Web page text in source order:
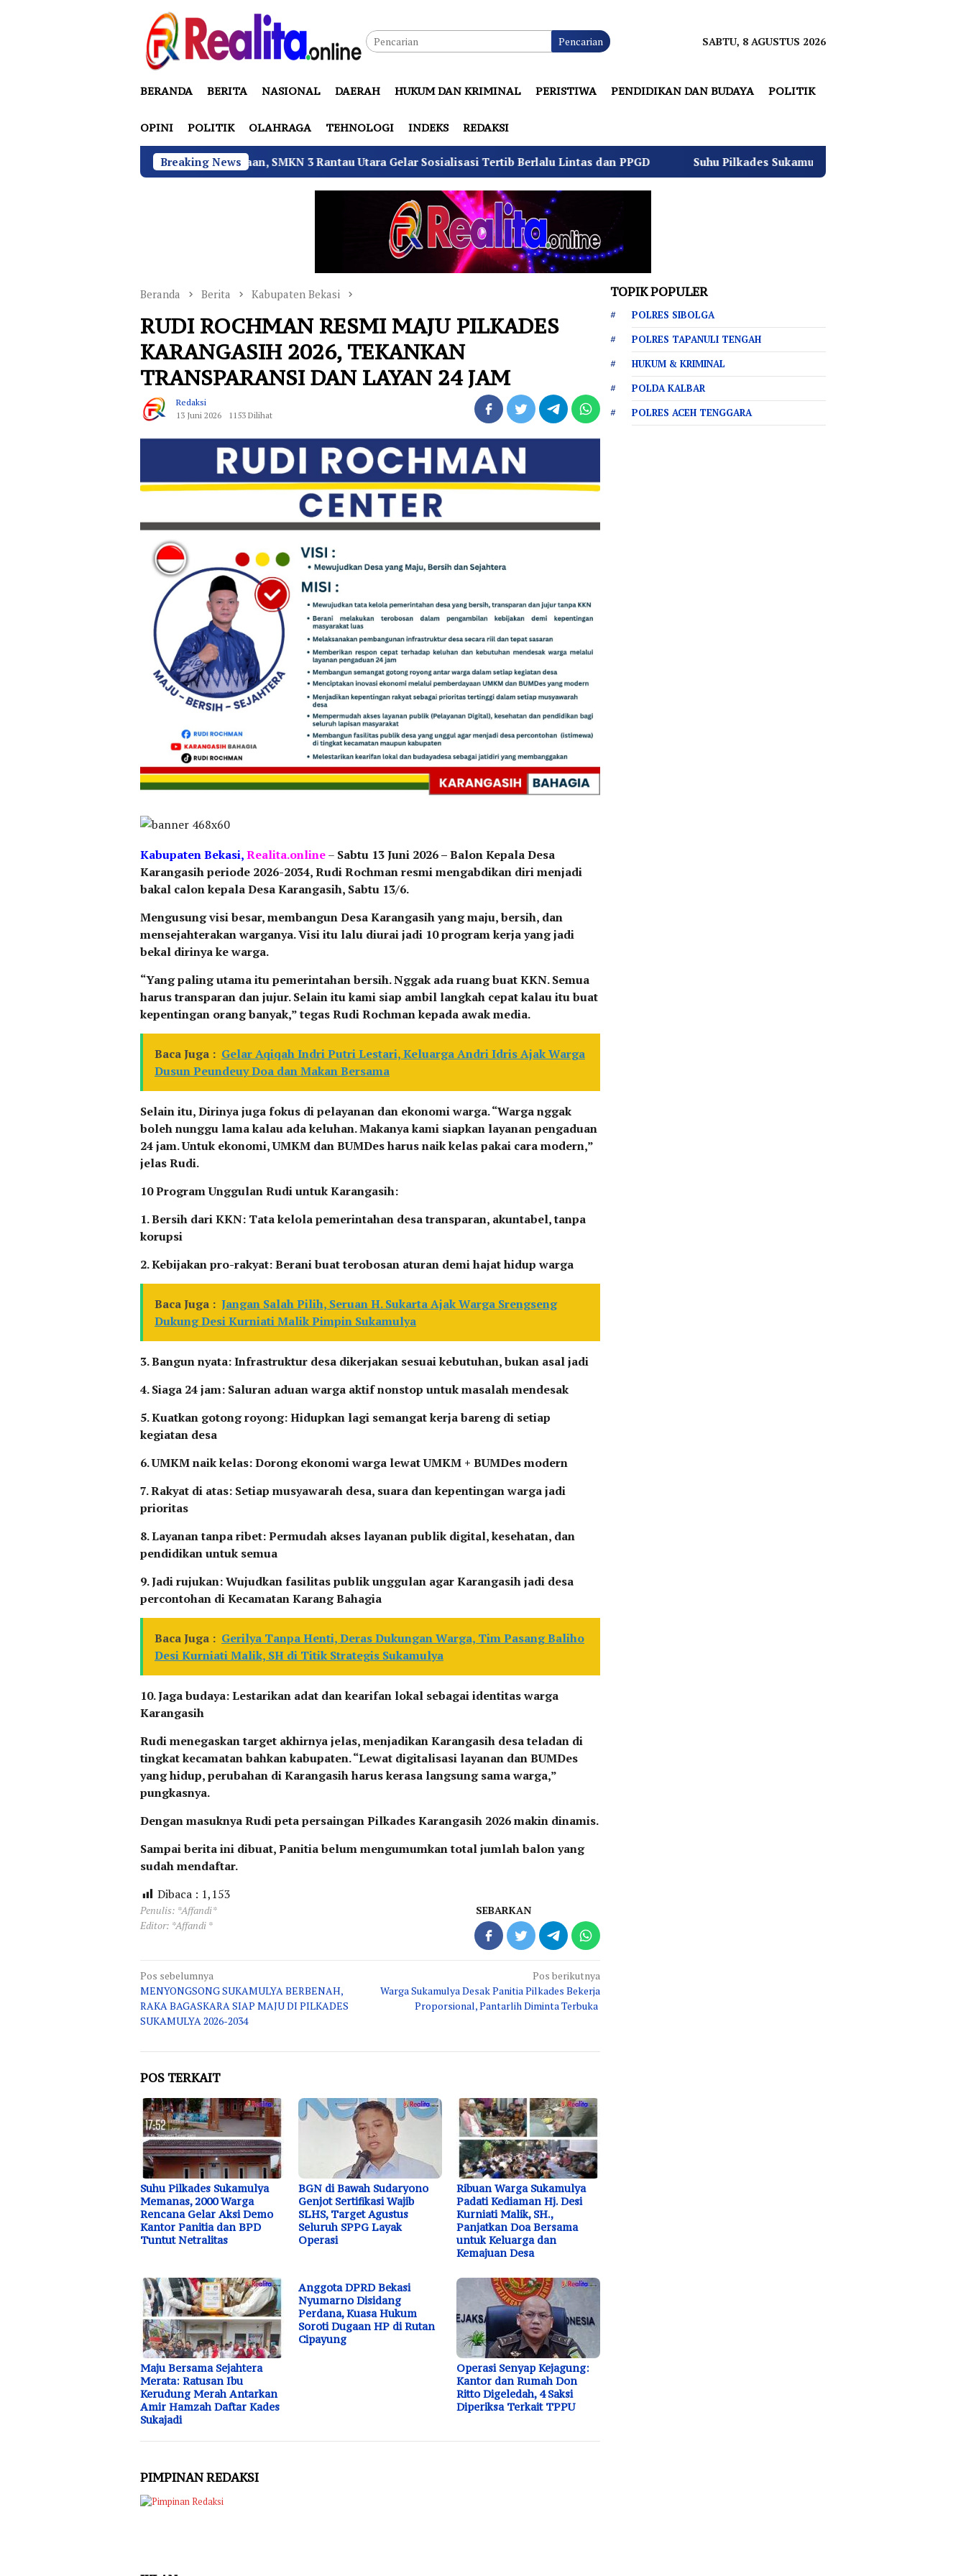
Pencarian SABTU, 8 AGUSTUS 2026
BERANDA BERITA NASIONAL DAERAH HUKUM DAN KRIMINAL PERISTIWA PENDIDIKAN DAN BUDAYA POLITIK
OPINI POLITIK OLAHRAGA TEHNOLOGI INDEKS REDAKSI
Breaking News
Tekan Fatalitas Kecelakaan, SMKN 3 Rantau Utara Gelar Sosialisasi Tertib Berlalu Lintas dan PPGD Suhu Pilkades Sukamulya Memanas, 2000 Warga Rencana Gelar
Beranda Berita Kabupaten Bekasi
RUDI ROCHMAN RESMI MAJU PILKADES
KARANGASIH 2026, TEKANKAN
TRANSPARANSI DAN LAYAN 24 JAM
Redaksi
13 Juni 2026
1153 Dilihat
KabupatenBekasi,Realita.online– Sabtu 13 Juni 2026 – Balon Kepala Desa
Karangasih periode 2026-2034, Rudi Rochman resmi mengabdikan diri menjadi
bakal calon kepala Desa Karangasih, Sabtu 13/6.
Mengusung visi besar, membangun Desa Karangasih yang maju, bersih, dan
mensejahterakan warganya. Visi itu lalu diurai jadi 10 program kerja yang jadi
bekal dirinya ke warga.
“Yang paling utama itu pemerintahan bersih. Nggak ada ruang buat KKN. Semua
harus transparan dan jujur. Selain itu kami siap ambil langkah cepat kalau itu buat
kepentingan orang banyak,” tegas Rudi Rochman kepada awak media.
Baca Juga : Gelar Aqiqah Indri Putri Lestari, Keluarga Andri Idris Ajak Warga
Dusun Peundeuy Doa dan Makan Bersama
Selain itu, Dirinya juga fokus di pelayanan dan ekonomi warga. “Warga nggak
boleh nunggu lama kalau ada keluhan. Makanya kami siapkan layanan pengaduan
24 jam. Untuk ekonomi, UMKM dan BUMDes harus naik kelas pakai cara modern,”
jelas Rudi.
10 Program Unggulan Rudi untuk Karangasih:
1. Bersih dari KKN: Tata kelola pemerintahan desa transparan, akuntabel, tanpa
korupsi
2. Kebijakan pro-rakyat: Berani buat terobosan aturan demi hajat hidup warga
Baca Juga : Jangan Salah Pilih, Seruan H. Sukarta Ajak Warga Srengseng
Dukung Desi Kurniati Malik Pimpin Sukamulya
3. Bangun nyata: Infrastruktur desa dikerjakan sesuai kebutuhan, bukan asal jadi
4. Siaga 24 jam: Saluran aduan warga aktif nonstop untuk masalah mendesak
5. Kuatkan gotong royong: Hidupkan lagi semangat kerja bareng di setiap
kegiatan desa
6. UMKM naik kelas: Dorong ekonomi warga lewat UMKM + BUMDes modern
7. Rakyat di atas: Setiap musyawarah desa, suara dan kepentingan warga jadi
prioritas
8. Layanan tanpa ribet: Permudah akses layanan publik digital, kesehatan, dan
pendidikan untuk semua
9. Jadi rujukan: Wujudkan fasilitas publik unggulan agar Karangasih jadi desa
percontohan di Kecamatan Karang Bahagia
Baca Juga : Gerilya Tanpa Henti, Deras Dukungan Warga, Tim Pasang Baliho
Desi Kurniati Malik, SH di Titik Strategis Sukamulya
10. Jaga budaya: Lestarikan adat dan kearifan lokal sebagai identitas warga
Karangasih
Rudi menegaskan target akhirnya jelas, menjadikan Karangasih desa teladan di
tingkat kecamatan bahkan kabupaten. “Lewat digitalisasi layanan dan BUMDes
yang hidup, perubahan di Karangasih harus kerasa langsung sama warga,”
pungkasnya.
Dengan masuknya Rudi peta persaingan Pilkades Karangasih 2026 makin dinamis.
Sampai berita ini dibuat, Panitia belum mengumumkan total jumlah balon yang
sudah mendaftar.
Dibaca : 1,153
Penulis: *Affandi*
Editor: *Affandi *
SEBARKAN
Navigasi
pos
Pos sebelumnya
MENYONGSONG SUKAMULYA BERBENAH,
RAKA BAGASKARA SIAP MAJU DI PILKADES
SUKAMULYA 2026-2034
Pos berikutnya
Warga Sukamulya Desak Panitia Pilkades Bekerja
Proporsional, Pantarlih Diminta Terbuka
POS TERKAIT
Suhu Pilkades Sukamulya
Memanas, 2000 Warga
Rencana Gelar Aksi Demo
Kantor Panitia dan BPD
Tuntut Netralitas
BGN di Bawah Sudaryono
Genjot Sertifikasi Wajib
SLHS, Target Agustus
Seluruh SPPG Layak
Operasi
Ribuan Warga Sukamulya
Padati Kediaman Hj. Desi
Kurniati Malik, SH.,
Panjatkan Doa Bersama
untuk Keluarga dan
Kemajuan Desa
Maju Bersama Sejahtera
Merata: Ratusan Ibu
Kerudung Merah Antarkan
Amir Hamzah Daftar Kades
Sukajadi
Anggota DPRD Bekasi
Nyumarno Disidang
Perdana, Kuasa Hukum
Soroti Dugaan HP di Rutan
Cipayung
Operasi Senyap Kejagung:
Kantor dan Rumah Don
Ritto Digeledah, 4 Saksi
Diperiksa Terkait TPPU
TOPIK POPULER
POLRES SIBOLGA
POLRES TAPANULI TENGAH
HUKUM & KRIMINAL
POLDA KALBAR
POLRES ACEH TENGGARA
PIMPINAN REDAKSI